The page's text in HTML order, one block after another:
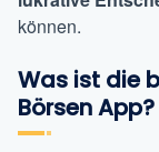
können.
Was ist die
Börsen App?